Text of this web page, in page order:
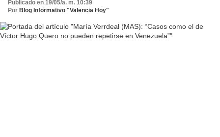
Publicado en 19/05/a. m. 10:39
Por Blog Informativo "Valencia Hoy"